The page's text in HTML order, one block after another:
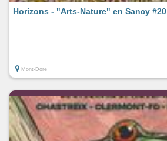
Horizons - "Arts-Nature" en Sancy #20
Mont-Dore